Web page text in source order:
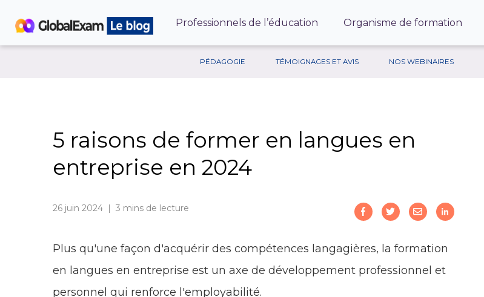
Professionnels de l’éducation Organisme de formation
PÉDAGOGIE TÉMOIGNAGES ET AVIS NOS WEBINAIRES
5 raisons de former en langues en
entreprise en 2024
26 juin 2024 | 3 mins de lecture
Plus qu'une façon d'acquérir des compétences langagières, la formation
en langues en entreprise est un axe de développement professionnel et
personnel qui renforce l'employabilité.